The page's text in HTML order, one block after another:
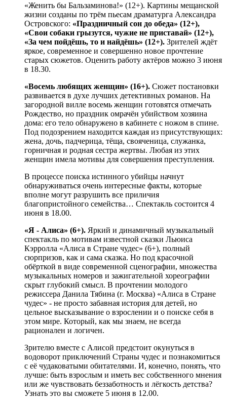
«Женить бы Бальзаминова!» (12+). Картины мещанской
жизни созданы по трём пьесам драматурга Александра
Островского: «Праздничный сон до обеда» (12+),
«Свои собаки грызутся, чужие не приставай» (12+),
«За чем пойдёшь, то и найдёшь» (12+). Зрителей ждёт
яркое, современное и совершенно новое прочтение
старых сюжетов. Оценить работу актёров можно 3 июня
в 18.30.
«Восемь любящих женщин» (16+). Сюжет постановки
развивается в духе лучших детективных романов. На
загородной вилле восемь женщин готовятся отмечать
Рождество, но праздник омрачён убийством хозяина
дома: его тело обнаружено в кабинете с ножом в спине.
Под подозрением находится каждая из присутствующих:
жена, дочь, падчерица, тёща, свояченица, служанка,
горничная и родная сестра жертвы. Любая из этих
женщин имела мотивы для совершения преступления.
В процессе поиска истинного убийцы начнут
обнаруживаться очень интересные факты, которые
вполне могут разрушить все приличия
благопристойного семейства… Спектакль состоится 4
июня в 18.00.
«Я - Алиса» (6+). Яркий и динамичный музыкальный
спектакль по мотивам известной сказки Льюиса
Кэрролла «Алиса в Стране чудес» (6+), полный
сюрпризов, как и сама сказка. Но под красочной
обёрткой в виде современной сценографии, множества
музыкальных номеров и зажигательной хореографии
скрыт глубокий смысл. В прочтении молодого
режиссера Данила Тябина (г. Москва) «Алиса в Стране
чудес» - не просто забавная история для детей, но
цельное высказывание о взрослении и о поиске себя в
этом мире. Который, как мы знаем, не всегда
рационален и логичен.
Зрителю вместе с Алисой предстоит окунуться в
водоворот приключений Страны чудес и познакомиться
с её чудаковатыми обитателями. И, конечно, понять, что
лучше: быть взрослым и иметь вес собственного мнения
или же чувствовать беззаботность и лёгкость детства?
Узнать это вы сможете 5 июня в 12.00.